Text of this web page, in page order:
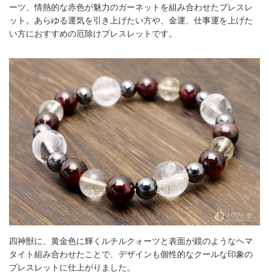
ーツ、情熱的な赤色が魅力のガーネットを組み合わせたブレスレ
ット。あらゆる運気を引き上げたい方や、金運、仕事運を上げた
い方におすすめの厄除けブレスレットです。
四神獣に、黄金色に輝くルチルクォーツと表面が鏡のようなヘマ
タイト組み合わせたことで、デザインも個性的なクールな印象の
ブレスレットに仕上がりました。